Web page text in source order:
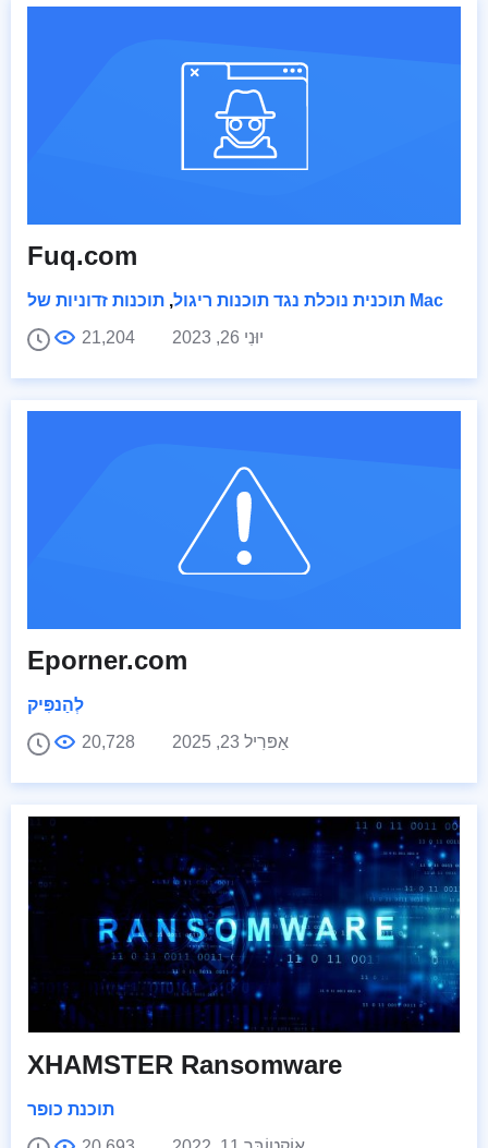
Fuq.com
תוכנית נוכלת נגד תוכנות ריגול,
תוכנות זדוניות של Mac
יוּנִי 26, 2023
21,204
Eporner.com
לְהַנפִּיק
אַפּרִיל 23, 2025
20,728
XHAMSTER Ransomware
תוכנת כופר